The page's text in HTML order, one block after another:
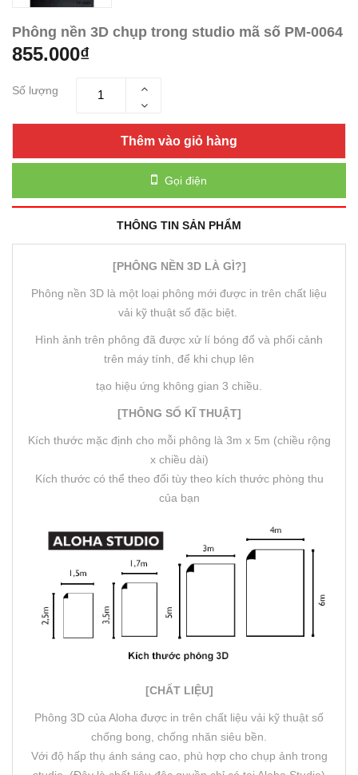
Phông nền 3D chụp trong studio mã số PM-0064
855.000₫
Số lượng
Thêm vào giỏ hàng
Gọi điện
THÔNG TIN SẢN PHẨM
[PHÔNG NỀN 3D LÀ GÌ?]
Phông nền 3D là một loại phông mới được in trên chất liệu
vải kỹ thuật số đặc biệt.
Hình ảnh trên phông đã được xử lí bóng đổ và phối cảnh
trên máy tính, để khi chụp lên
tạo hiệu ứng không gian 3 chiều.
[THÔNG SỐ KĨ THUẬT]
Kích thước mặc định cho mỗi phông là 3m x 5m (chiều rộng
x chiều dài)
Kích thước có thể theo đổi tùy theo kích thước phòng thu
của bạn
[CHẤT LIỆU]
Phông 3D của Aloha được in trên chất liệu vải kỹ thuật số
chống bong, chống nhăn siêu bền.
Với độ hấp thụ ánh sáng cao, phù hợp cho chụp ảnh trong